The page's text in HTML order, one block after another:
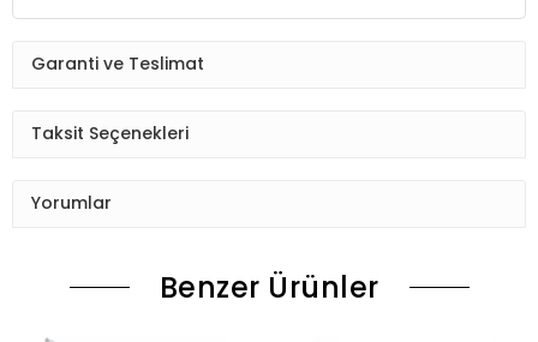
Garanti ve Teslimat
Taksit Seçenekleri
Yorumlar
Benzer Ürünler